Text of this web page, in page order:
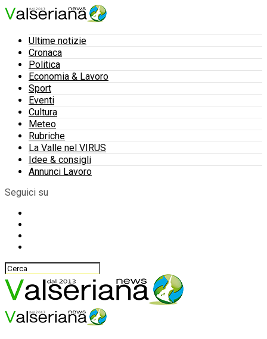
Ultime notizie
Cronaca
Politica
Economia & Lavoro
Sport
Eventi
Cultura
Meteo
Rubriche
La Valle nel VIRUS
Idee & consigli
Annunci Lavoro
Seguici su